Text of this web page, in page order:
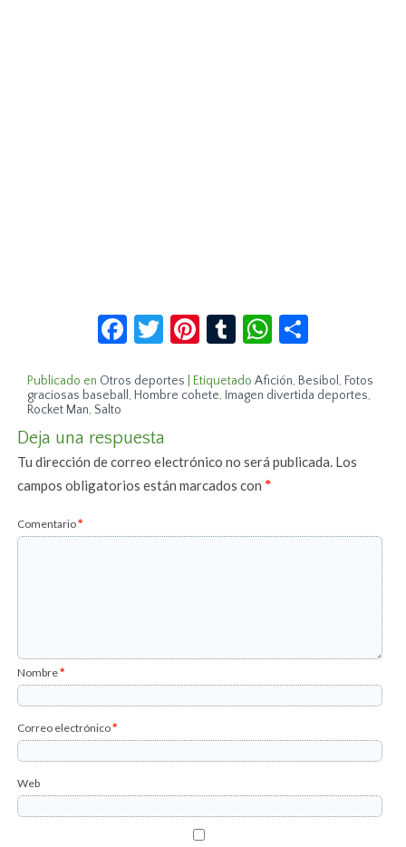
Facebook
Twitter
Pinterest
TumblrWhatsApp
Publicado en Otros deportes Etiquetado Afición, Besibol , Fotos
graciosas baseball , Hombre cohete, Imagen divertida deportes,
Rocket Man, Salto
Deja una respuesta
Tu dirección de correo electrónico no será publicada. Los
campos obligatorios están marcados con*
Comentario*
Nombre*
Correo electrónico*
Web